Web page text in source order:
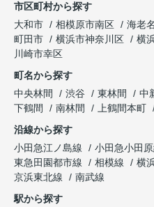
市区町村から探す
大和市
相模原市南区 海老
町田市
横浜市神奈川区 横
川崎市幸区
町名から探す
中央林間
渋谷 東林間 中
下鶴間
南林間 上鶴間本町
沿線から探す
小田急江ノ島線
小田急小田
東急田園都市線
相模線 横
京浜東北線
南武線
駅から探す